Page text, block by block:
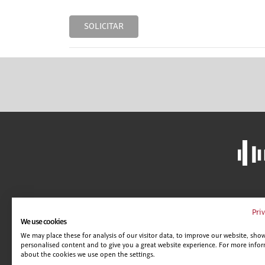
SOLICITAR
GUÍA DE CENTROS
POLÍTICA DE SEGURIDAD
We use cookies
We may place these for analysis of our visitor data, to improve our website,
personalised content and to give you a great website experience. For more
about the cookies we use open the settings.